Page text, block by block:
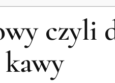
czyli